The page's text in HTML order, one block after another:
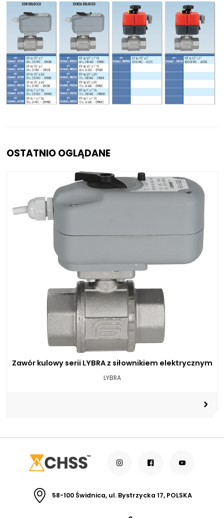
OSTATNIO OGLĄDANE
Zawór kulowy serii LYBRA z siłownikiem elektrycznym
LYBRA
58-100 Świdnica, ul. Bystrzycka 17, POLSKA